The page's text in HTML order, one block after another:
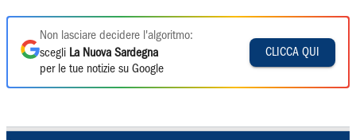
Non lasciare decidere l'algoritmo:
scegli La Nuova Sardegna
per le tue notizie su Google
CLICCA QUI